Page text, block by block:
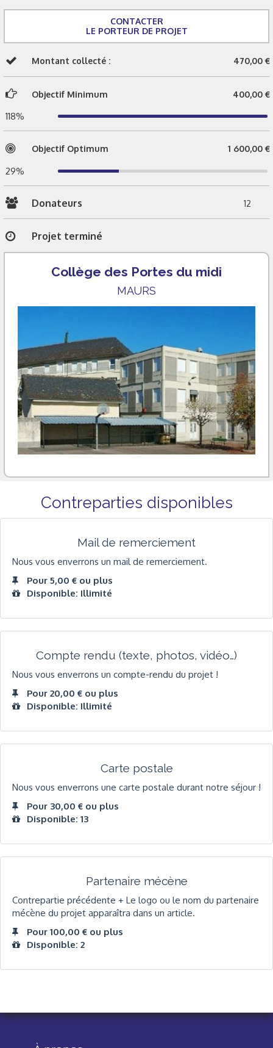
CONTACTER
LE PORTEUR DE PROJET
Montant collecté : 470,00 €
Objectif Minimum 400,00 €
118%
Objectif Optimum 1 600,00 €
29%
Donateurs 12
Projet terminé
Collège des Portes du midi
MAURS
Contreparties disponibles
Mail de remerciement
Nous vous enverrons un mail de remerciement.
Pour 5,00 € ou plus
Disponible: Illimité
Compte rendu (texte, photos, vidéo…)
Nous vous enverrons un compte-rendu du projet !
Pour 20,00 € ou plus
Disponible: Illimité
Carte postale
Nous vous enverrons une carte postale durant notre séjour !
Pour 30,00 € ou plus
Disponible: 13
Partenaire mécène
Contrepartie précédente + Le logo ou le nom du partenaire
mécène du projet apparaîtra dans un article.
Pour 100,00 € ou plus
Disponible: 2